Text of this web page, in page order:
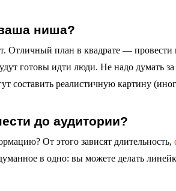
ниша?
план в квадрате — провести
готовы идти люди. Не надо
составить реалистичную картину
до аудитории?
От этого зависят длительность,
в одно: вы можете делать